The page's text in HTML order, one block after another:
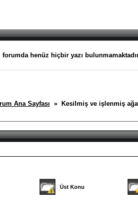
forumda henüz hiçbir yazı
Ana Sayfası » Kesilmiş ve işlenmiş
Üst Konu